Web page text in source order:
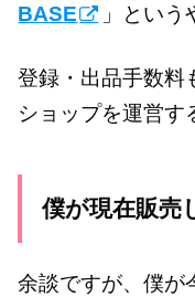
BASE
」という
登録・出品手数料
ショップを運営す
僕が現在販売
余談ですが、僕が